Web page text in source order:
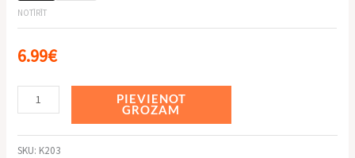
NOTĪRĪT
6.99€
PIEVIENOT
GROZAM
SKU: K203